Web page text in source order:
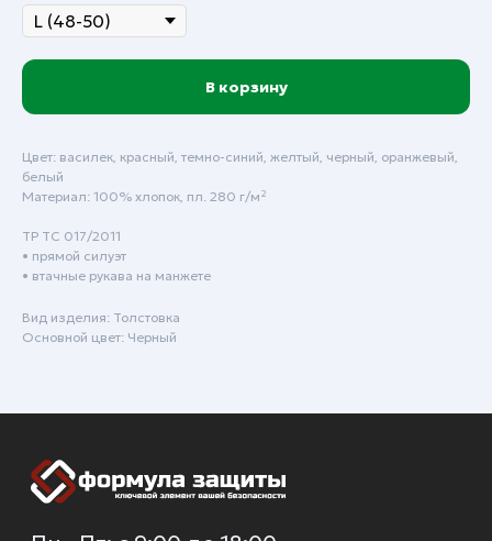
В корзину
Цвет: василек, красный, темно-синий, желтый, черный, оранжевый,
белый
Материал: 100% хлопок, пл. 280 г/м²
ТР ТС 017/2011
• прямой силуэт
• втачные рукава на манжете
Вид изделия: Толстовка
Основной цвет: Черный
Краснодар
+7 (861) 207-24-07
+7 (800) 222-78-13
+7 (930) 035-80-85
Пн - Пт: с 9:00 до 18:00